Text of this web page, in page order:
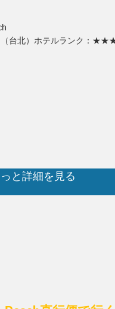
台北） ホテルランク：
と詳細を見る